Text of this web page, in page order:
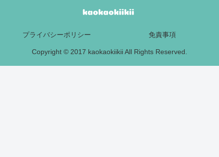
プライバシーポリシー 免責事項
Copyright © 2017 kaokaokiikii All Rights Reserved.